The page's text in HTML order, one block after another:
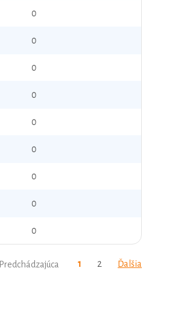
0
0
0
0
0
0
0
0
0
Predchádzajúca 1 2 Ďalšia